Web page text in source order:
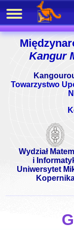
Kangur
Towarzystwo
Wydział
i
Uniwersytet